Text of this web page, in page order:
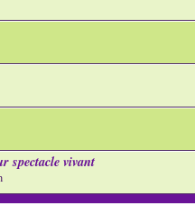
spectacle vivant